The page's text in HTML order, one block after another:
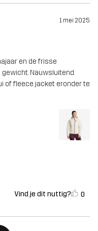
1 mei 2025
en de frisse
Nauwsluitend
of fleece jacket eronder te
Vind je dit nuttig? 0